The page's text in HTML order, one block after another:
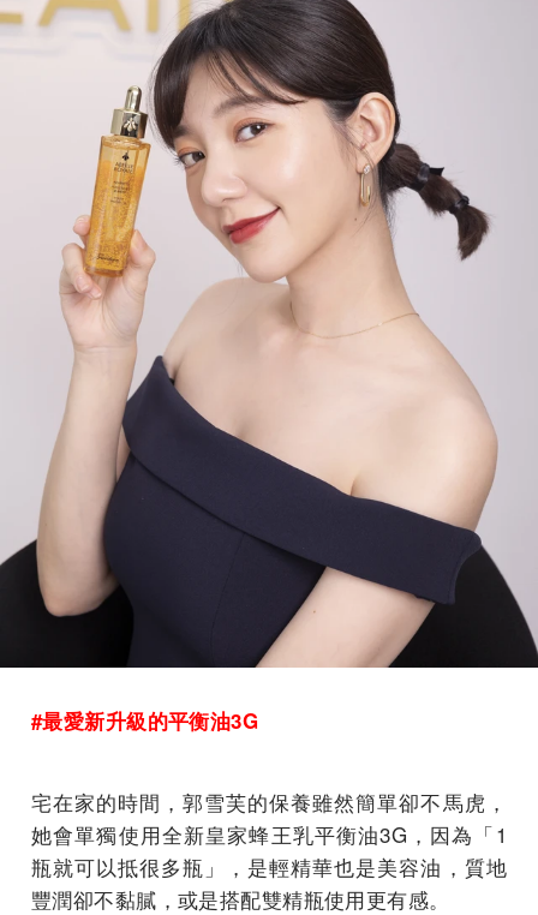
#最愛新升級的平衡油3G
宅在家的時間，郭雪芙的保養雖然簡單卻不馬虎，
她會單獨使用全新皇家蜂王乳平衡油3G，因為「1
瓶就可以抵很多瓶」，是輕精華也是美容油，質地
豐潤卻不黏膩，或是搭配雙精瓶使用更有感。